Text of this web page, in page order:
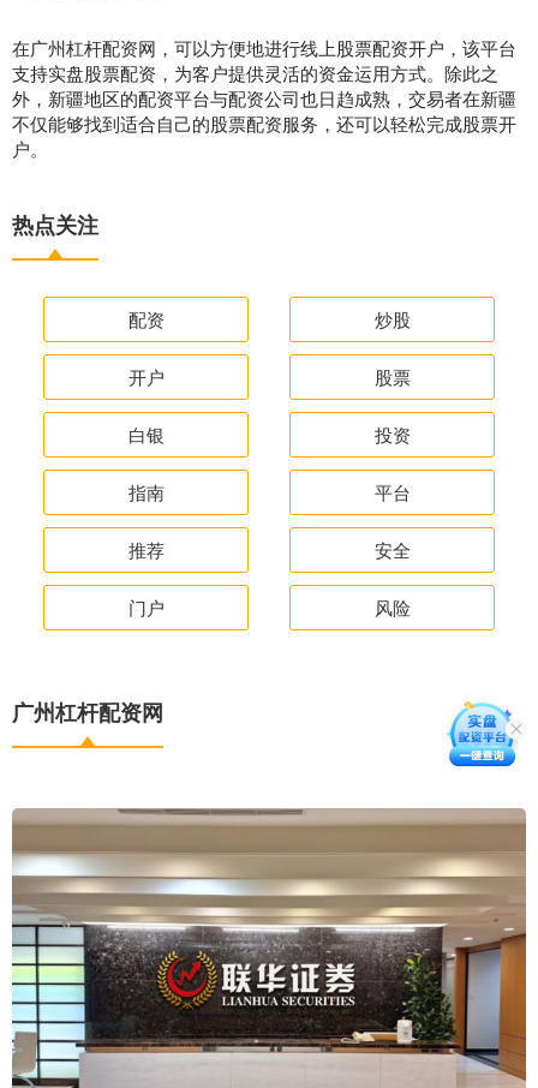
在广州杠杆配资网，可以方便地进行线上股票配资开户，该平台
支持实盘股票配资，为客户提供灵活的资金运用方式。除此之
外，新疆地区的配资平台与配资公司也日趋成熟，交易者在新疆
不仅能够找到适合自己的股票配资服务，还可以轻松完成股票开
户。
热点关注
配资 炒股
开户 股票
白银 投资
指南 平台
推荐 安全
门户 风险
广州杠杆配资网